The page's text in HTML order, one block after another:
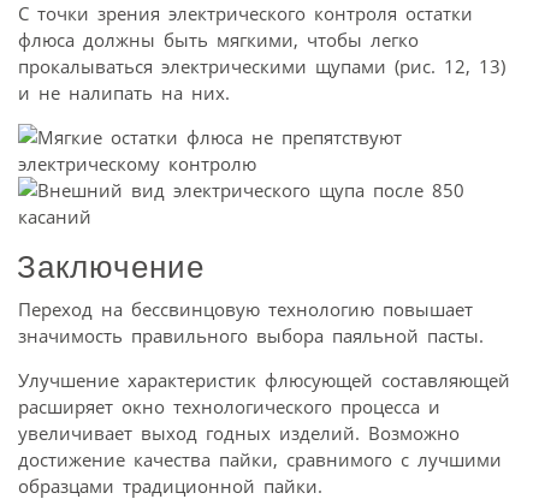
С точки зрения электрического контроля остатки
флюса должны быть мягкими, чтобы легко
прокалываться электрическими щупами (рис. 12, 13)
и не налипать на них.
Заключение
Переход на бессвинцовую технологию повышает
значимость правильного выбора паяльной пасты.
Улучшение характеристик флюсующей составляющей
расширяет окно технологического процесса и
увеличивает выход годных изделий. Возможно
достижение качества пайки, сравнимого с лучшими
образцами традиционной пайки.